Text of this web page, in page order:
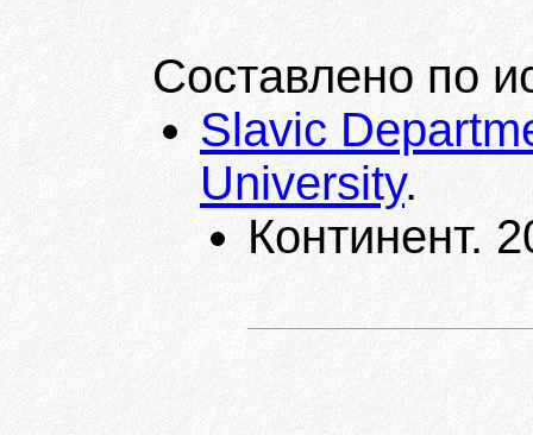
Составлено по
Slavic
University.
Континент.